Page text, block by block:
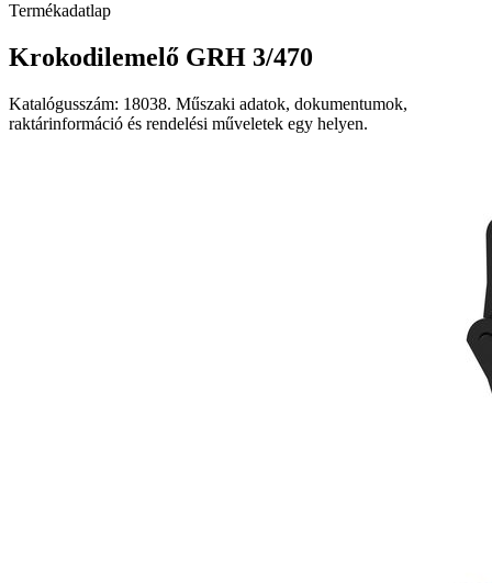
Termékadatlap
Krokodilemelő GRH 3/470
Katalógusszám: 18038. Műszaki adatok, dokumentumok,
raktárinformáció és rendelési műveletek egy helyen.